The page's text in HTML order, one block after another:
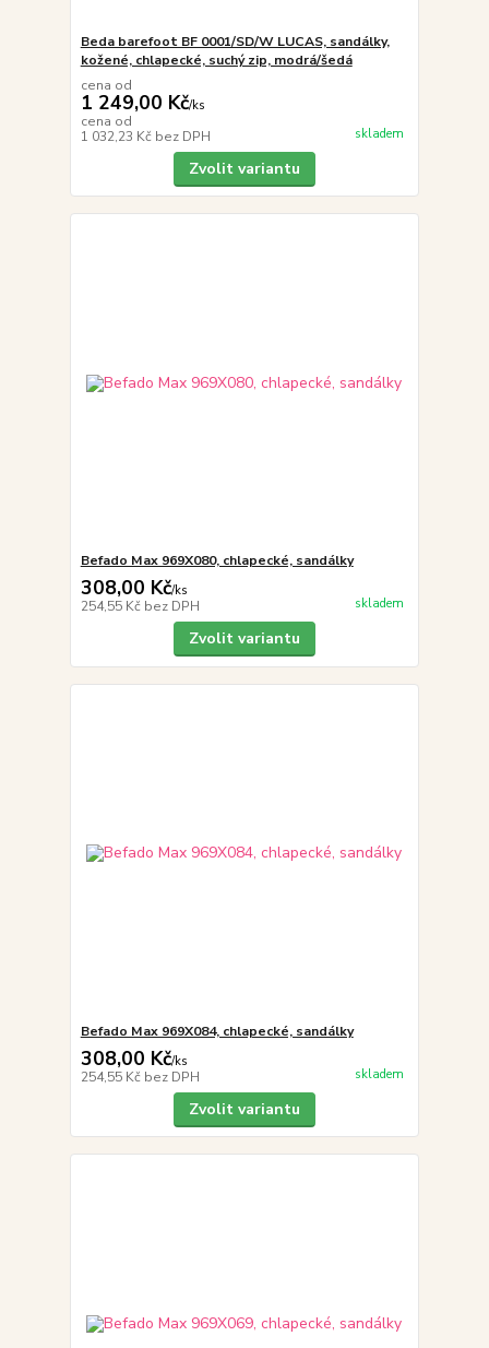
Beda barefoot BF 0001/SD/W LUCAS, sandálky,
kožené, chlapecké, suchý zip, modrá/šedá
cena od
1 249,00 Kč/ks
cena od
1 032,23 Kč bez DPH skladem
Zvolit variantu
Befado Max 969X080, chlapecké, sandálky
308,00 Kč/ks
254,55 Kč bez DPH skladem
Zvolit variantu
Befado Max 969X084, chlapecké, sandálky
308,00 Kč/ks
254,55 Kč bez DPH skladem
Zvolit variantu